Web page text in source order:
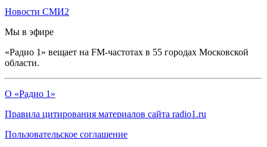
Новости СМИ2
Мы в эфире
«Радио 1» вещает на FM-частотах в 55 городах Московской
области.
О «Радио 1»
Правила цитирования материалов сайта radio1.ru
Пользовательское соглашение